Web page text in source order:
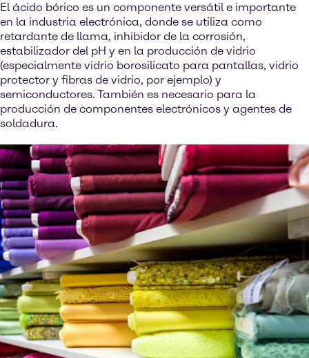
El ácido bórico es un componente versátil e importante
en la industria electrónica, donde se utiliza como
retardante de llama, inhibidor de la corrosión,
estabilizador del pH y en la producción de vidrio
(especialmente vidrio borosilicato para pantallas, vidrio
protector y fibras de vidrio, por ejemplo) y
semiconductores. También es necesario para la
producción de componentes electrónicos y agentes de
soldadura.